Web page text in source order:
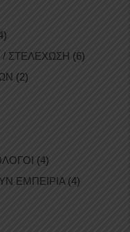
/ ΣΤΕΛΕΧΩΣΗ (6)
(2)
(4)
ΕΜΠΕΙΡΙΑ (4)